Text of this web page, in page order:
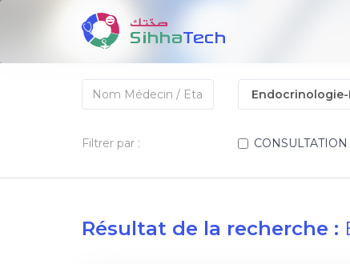
Filtrer par :
Résultat de la recherche :